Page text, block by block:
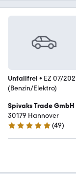
Unfallfrei • EZ 07/
(Benzin/Elektro)
Spivaks Trade GmbH
30179 Hannover
5 Sterne
(49)